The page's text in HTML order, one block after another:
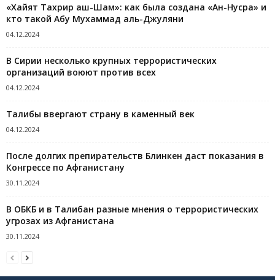
«Хайят Тахрир аш-Шам»: как была создана «Ан-Нусра» и
кто такой Абу Мухаммад аль-Джуляни
04.12.2024
В Сирии несколько крупных террористических
организаций воюют против всех
04.12.2024
Талибы ввергают страну в каменный век
04.12.2024
После долгих препирательств Блинкен даст показания в
Конгрессе по Афганистану
30.11.2024
В ОБКБ и в Талибан разные мнения о террористических
угрозах из Афганистана
30.11.2024